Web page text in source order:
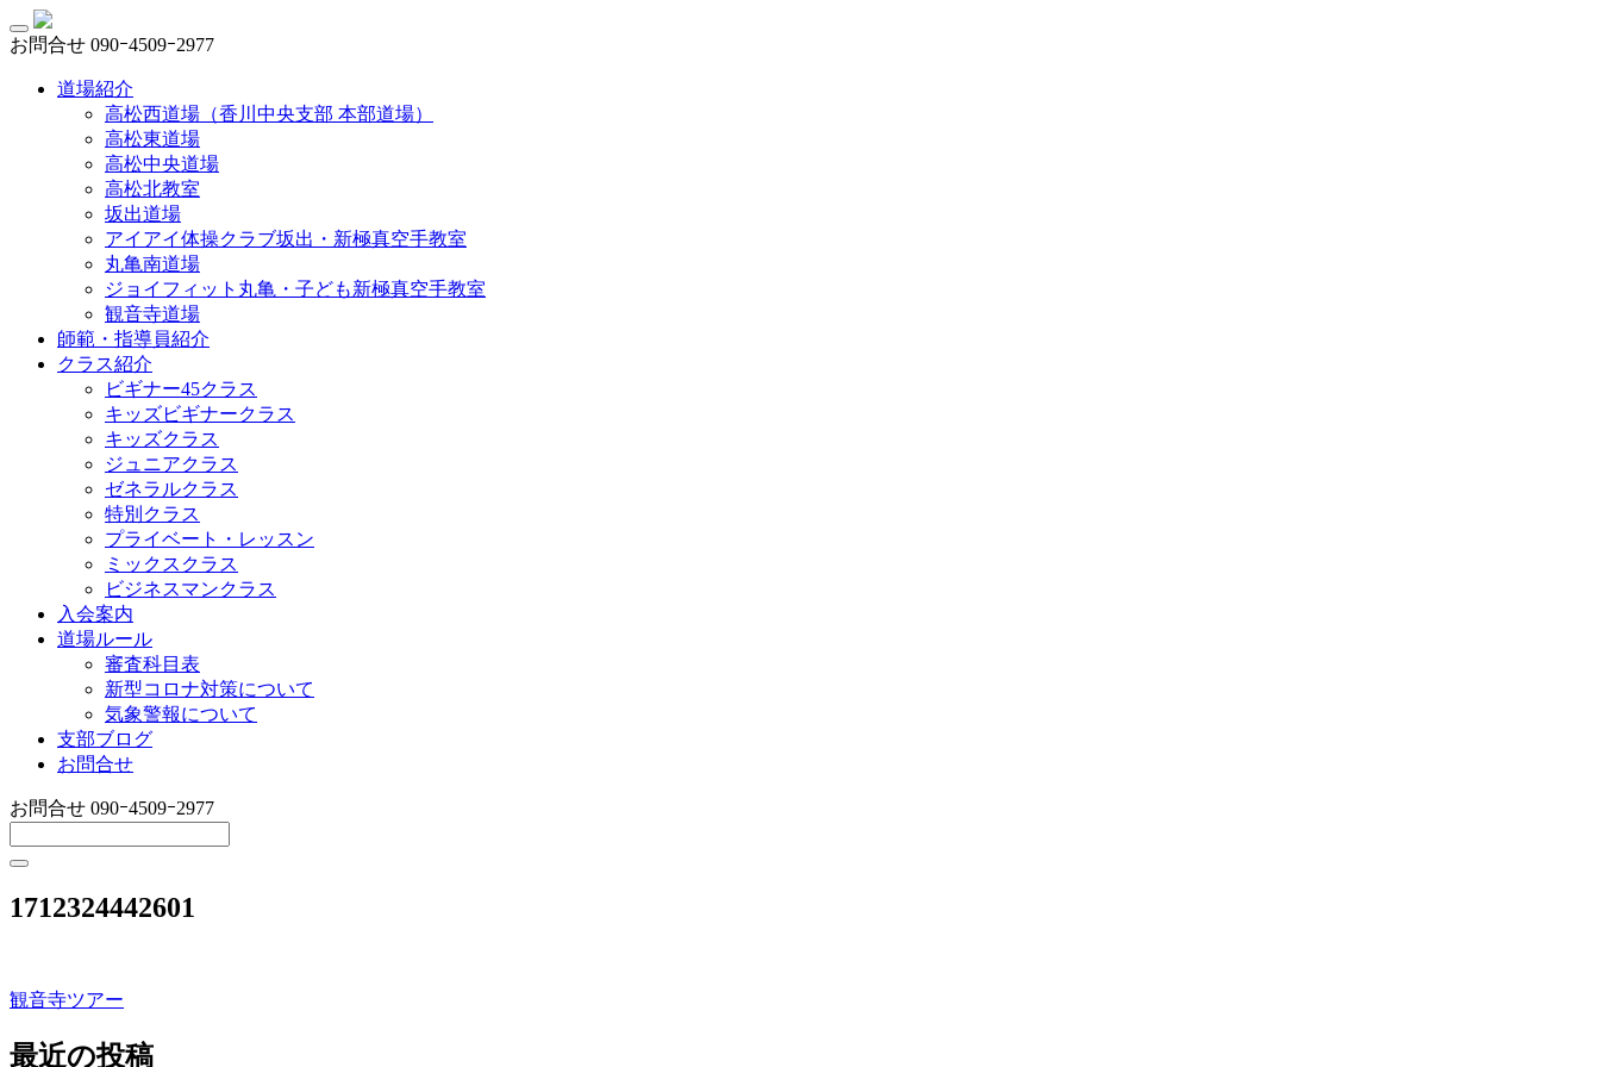
お問合せ 090ｰ4509ｰ2977
道場紹介
高松西道場（香川中央支部 本部道場）
高松東道場
高松中央道場
高松北教室
坂出道場
アイアイ体操クラブ坂出・新極真空手教室
丸亀南道場
ジョイフィット丸亀・子ども新極真空手教室
観音寺道場
師範・指導員紹介
クラス紹介
ビギナー45クラス
キッズビギナークラス
キッズクラス
ジュニアクラス
ゼネラルクラス
特別クラス
プライベート・レッスン
ミックスクラス
ビジネスマンクラス
入会案内
道場ルール
審査科目表
新型コロナ対策について
気象警報について
支部ブログ
お問合せ
お問合せ 090ｰ4509ｰ2977
1712324442601
投
稿
観音寺ツアー
最近の投稿